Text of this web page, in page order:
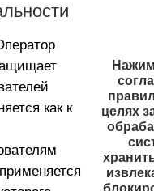
целях
как к